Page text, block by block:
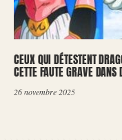
CEUX QUI DÉTESTENT
CETTE FAUTE GRAVE DANS
26 novembre 2025